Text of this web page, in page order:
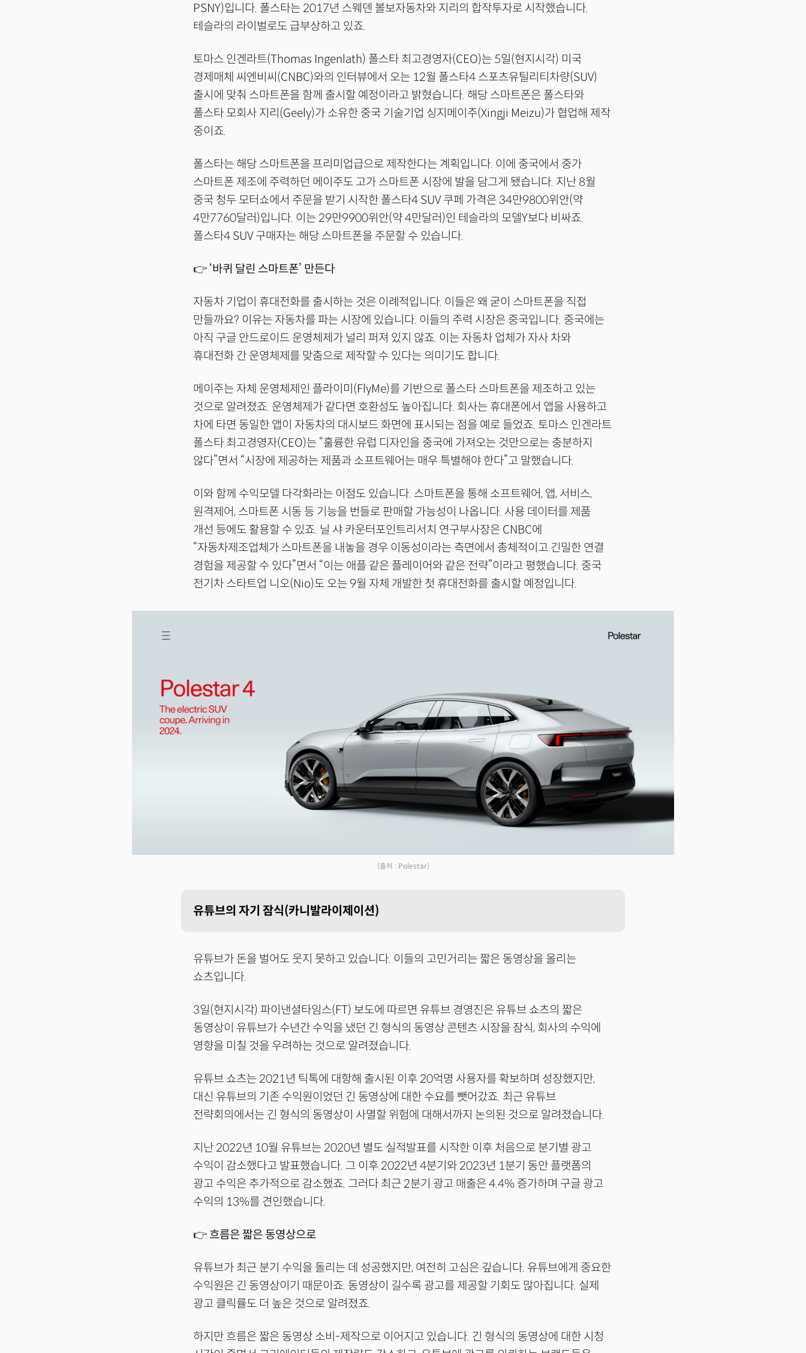
PSNY)입니다. 폴스타는 2017년 스웨덴 볼보자동차와 지리의 합작투자로 시작했습니다.
테슬라의 라이벌로도 급부상하고 있죠.
토마스 인겐라트(Thomas Ingenlath) 폴스타 최고경영자(CEO)는 5일(현지시각) 미국
경제매체 씨엔비씨(CNBC)와의 인터뷰에서 오는 12월 폴스타4 스포츠유틸리티차량(SUV)
출시에 맞춰 스마트폰을 함께 출시할 예정이라고 밝혔습니다. 해당 스마트폰은 폴스타와
폴스타 모회사 지리(Geely)가 소유한 중국 기술기업 싱지메이주(Xingji Meizu)가 협업해 제작
중이죠.
폴스타는 해당 스마트폰을 프리미업급으로 제작한다는 계획입니다. 이에 중국에서 중가
스마트폰 제조에 주력하던 메이주도 고가 스마트폰 시장에 발을 담그게 됐습니다. 지난 8월
중국 청두 모터쇼에서 주문을 받기 시작한 폴스타4 SUV 쿠페 가격은 34만9800위안(약
4만7760달러)입니다. 이는 29만9900위안(약 4만달러)인 테슬라의 모델Y보다 비싸죠.
폴스타4 SUV 구매자는 해당 스마트폰을 주문할 수 있습니다.
👉 ‘바퀴 달린 스마트폰’ 만든다
자동차 기업이 휴대전화를 출시하는 것은 이례적입니다. 이들은 왜 굳이 스마트폰을 직접
만들까요? 이유는 자동차를 파는 시장에 있습니다. 이들의 주력 시장은 중국입니다. 중국에는
아직 구글 안드로이드 운영체제가 널리 퍼져 있지 않죠. 이는 자동차 업체가 자사 차와
휴대전화 간 운영체제를 맞춤으로 제작할 수 있다는 의미기도 합니다.
메이주는 자체 운영체제인 플라이미(FlyMe)를 기반으로 폴스타 스마트폰을 제조하고 있는
것으로 알려졌죠. 운영체제가 같다면 호환성도 높아집니다. 회사는 휴대폰에서 앱을 사용하고
차에 타면 동일한 앱이 자동차의 대시보드 화면에 표시되는 점을 예로 들었죠. 토마스 인겐라트
폴스타 최고경영자(CEO)는 “훌륭한 유럽 디자인을 중국에 가져오는 것만으로는 충분하지
않다”면서 “시장에 제공하는 제품과 소프트웨어는 매우 특별해야 한다”고 말했습니다.
이와 함께 수익모델 다각화라는 이점도 있습니다. 스마트폰을 통해 소프트웨어, 앱, 서비스,
원격제어, 스마트폰 시동 등 기능을 번들로 판매할 가능성이 나옵니다. 사용 데이터를 제품
개선 등에도 활용할 수 있죠. 닐 샤 카운터포인트리서치 연구부사장은 CNBC에
“자동차제조업체가 스마트폰을 내놓을 경우 이동성이라는 측면에서 총체적이고 긴밀한 연결
경험을 제공할 수 있다”면서 “이는 애플 같은 플레이어와 같은 전략”이라고 평했습니다. 중국
전기차 스타트업 니오(Nio)도 오는 9월 자체 개발한 첫 휴대전화를 출시할 예정입니다.
(출처 : Polestar)
유튜브의 자기 잠식(카니발라이제이션)
유튜브가 돈을 벌어도 웃지 못하고 있습니다. 이들의 고민거리는 짧은 동영상을 올리는
쇼츠입니다.
3일(현지시각) 파이낸셜타임스(FT) 보도에 따르면 유튜브 경영진은 유튜브 쇼츠의 짧은
동영상이 유튜브가 수년간 수익을 냈던 긴 형식의 동영상 콘텐츠 시장을 잠식, 회사의 수익에
영향을 미칠 것을 우려하는 것으로 알려졌습니다.
유튜브 쇼츠는 2021년 틱톡에 대항해 출시된 이후 20억명 사용자를 확보하며 성장했지만,
대신 유튜브의 기존 수익원이었던 긴 동영상에 대한 수요를 뺏어갔죠. 최근 유튜브
전략회의에서는 긴 형식의 동영상이 사멸할 위험에 대해서까지 논의된 것으로 알려졌습니다.
지난 2022년 10월 유튜브는 2020년 별도 실적발표를 시작한 이후 처음으로 분기별 광고
수익이 감소했다고 발표했습니다. 그 이후 2022년 4분기와 2023년 1분기 동안 플랫폼의
광고 수익은 추가적으로 감소했죠. 그러다 최근 2분기 광고 매출은 4.4% 증가하며 구글 광고
수익의 13%를 견인했습니다.
👉 흐름은 짧은 동영상으로
유튜브가 최근 분기 수익을 돌리는 데 성공했지만, 여전히 고심은 깊습니다. 유튜브에게 중요한
수익원은 긴 동영상이기 때문이죠. 동영상이 길수록 광고를 제공할 기회도 많아집니다. 실제
광고 클릭률도 더 높은 것으로 알려졌죠.
하지만 흐름은 짧은 동영상 소비-제작으로 이어지고 있습니다. 긴 형식의 동영상에 대한 시청